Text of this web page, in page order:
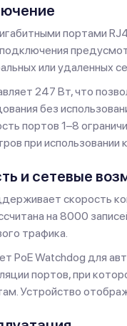
портами
или удаленных
247 Вт, что
без
портов 1–8
при использовании
и сетевые
скорость
на 8000
трафика.
Watchdog для
портов, при
Устройство